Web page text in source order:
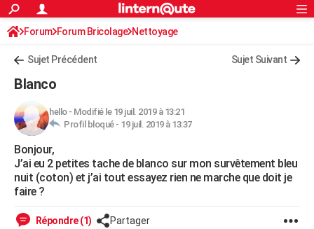
ACTUALITÉS
Politique
Société
Faits Divers
Education
Monde
Villes
+
Retraite
Impôts
Epargne
Immobilier
Risques naturels par ville
Banque
Assurance
Crédit
AUTO
Essais
Réserver un essai
Citadines
Berlines
SUV
Forum auto
+HIGH-TECH
Mobiles
Meilleur smartphone
Internet
Ordinateurs
Jeux vidéo
Guide high-tech
+BRICOLAGE
Forum
Aménagement intérieur
Extérieur
Cuisine
Salle de bains
Jardinage
Rangement
WEEK-END
S'inscrire
Connexion
Forum Forum Bricolage Nettoyage
Sujet Précédent Sujet Suivant
Blanco
hello- Modifié le 19 juil. 2019 à 13:21
Profil bloqué - 19 juil. 2019 à 13:37
Bonjour,
J’ai eu 2 petites tache de blanco sur mon survêtement bleu
nuit (coton) et j’ai tout essayez rien ne marche que doit je
faire ?
Répondre (1) Partager